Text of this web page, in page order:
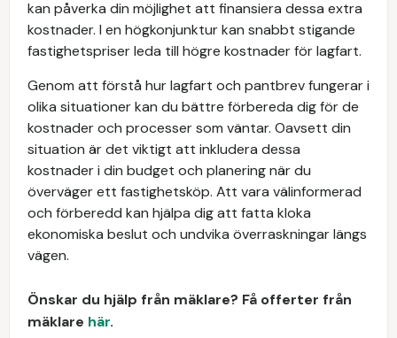
kan påverka din möjlighet att finansiera dessa extra
kostnader. I en högkonjunktur kan snabbt stigande
fastighetspriser leda till högre kostnader för lagfart.
Genom att förstå hur lagfart och pantbrev fungerar i
olika situationer kan du bättre förbereda dig för de
kostnader och processer som väntar. Oavsett din
situation är det viktigt att inkludera dessa
kostnader i din budget och planering när du
överväger ett fastighetsköp. Att vara välinformerad
och förberedd kan hjälpa dig att fatta kloka
ekonomiska beslut och undvika överraskningar längs
vägen.
Önskar du hjälp från mäklare? Få offerter från
mäklare här.